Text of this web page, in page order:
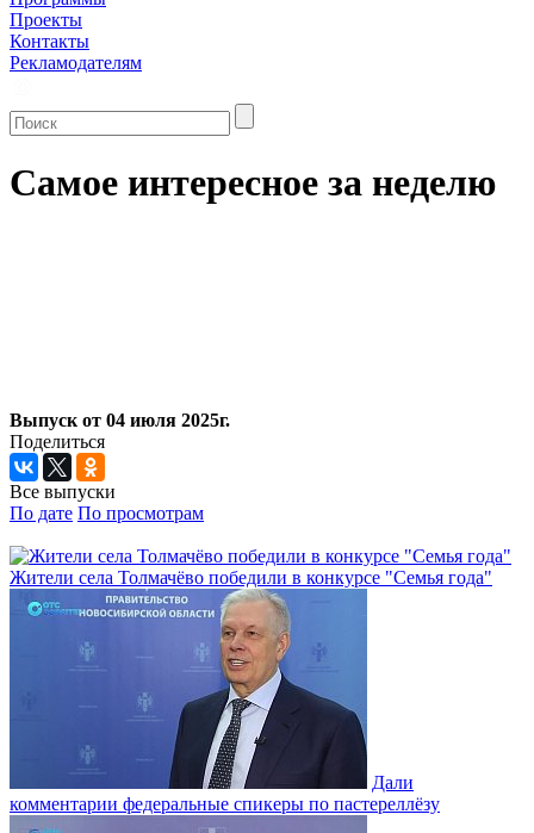
Проекты
Контакты
Рекламодателям
Самое интересное за неделю
Выпуск от 04 июля 2025г.
Поделиться
Все выпуски
По дате По просмотрам
Жители села Толмачёво победили в конкурсе "Семья года"
Дали
комментарии федеральные спикеры по пастереллёзу